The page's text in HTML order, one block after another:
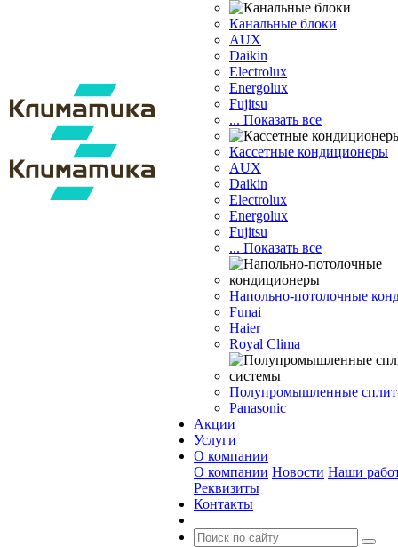
Канальные блоки
AUX
Dаikin
Electrolux
Energolux
Fujitsu
... Показать все
Кассетные кондиционеры
AUX
Daikin
Electrolux
Energolux
Fujitsu
... Показать все
Напольно-потолочные
Funai
Haier
Royal Clima
Полупромышленные
Panasonic
Акции
Услуги
О компании
О компании Новости Наши
Реквизиты
Контакты